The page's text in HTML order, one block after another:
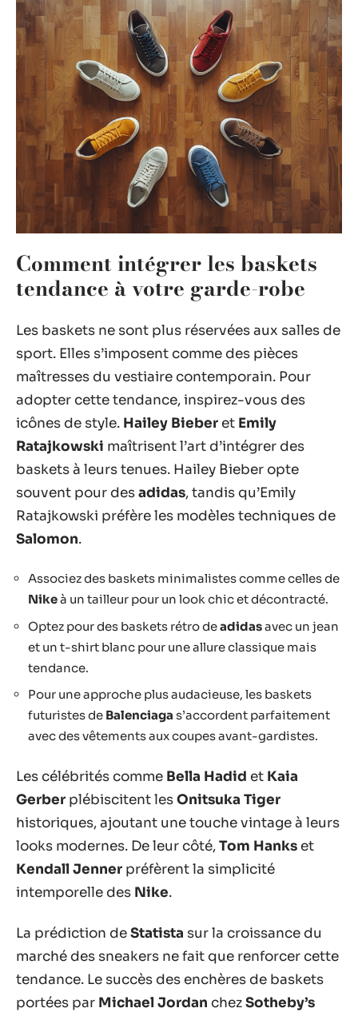
Comment intégrer les baskets
tendance à votre garde-robe
Les baskets ne sont plus réservées aux salles de
sport. Elles s’imposent comme des pièces
maîtresses du vestiaire contemporain. Pour
adopter cette tendance, inspirez-vous des
icônes de style. Hailey Bieber et Emily
Ratajkowski maîtrisent l’art d’intégrer des
baskets à leurs tenues. Hailey Bieber opte
souvent pour desadidas, tandis qu’Emily
Ratajkowski préfère les modèles techniques de
Salomon.
Associez des baskets minimalistes comme celles de
Nikeà un tailleur pour un look chic et décontracté.
Optez pour des baskets rétro deadidasavec un jean
et un t-shirt blanc pour une allure classique mais
tendance.
Pour une approche plus audacieuse, les baskets
futuristes de Balenciaga s’accordent parfaitement
avec des vêtements aux coupes avant-gardistes.
Les célébrités comme Bella Hadid et Kaia
Gerber plébiscitent lesOnitsuka Tiger
historiques, ajoutant une touche vintage à leurs
looks modernes. De leur côté,Tom Hanks et
Kendall Jenner préfèrent la simplicité
intemporelle des Nike.
La prédiction deStatista sur la croissance du
marché des sneakers ne fait que renforcer cette
tendance. Le succès des enchères de baskets
portées par Michael Jordan chezSotheby’s